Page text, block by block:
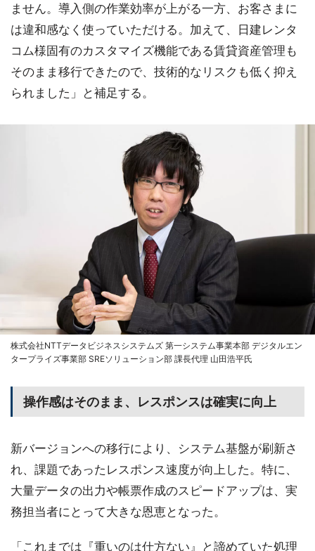
ません。導入側の作業効率が上がる一方、お客さまに
は違和感なく使っていただける。加えて、日建レンタ
コム様固有のカスタマイズ機能である賃貸資産管理も
そのまま移行できたので、技術的なリスクも低く抑え
られました」と補足する。
株式会社NTTデータビジネスシステムズ 第一システム事業本部 デジタルエン
タープライズ事業部 SREソリューション部 課長代理 山田浩平氏
操作感はそのまま、レスポンスは確実に向上
新バージョンへの移行により、システム基盤が刷新さ
れ、課題であったレスポンス速度が向上した。特に、
大量データの出力や帳票作成のスピードアップは、実
務担当者にとって大きな恩恵となった。
「これまでは『重いのは仕方ない』と諦めていた処理